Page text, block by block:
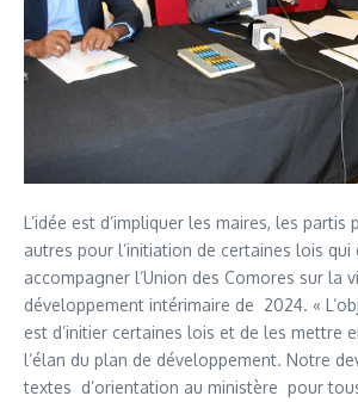
L’idée est d’impliquer les maires, les partis
autres pour l’initiation de certaines lois qui
accompagner l’Union des Comores sur la
développement intérimaire de 2024. «
est d’initier certaines lois et de les mettre
l’élan du plan de développement. Notre
textes d’orientation au ministère pour